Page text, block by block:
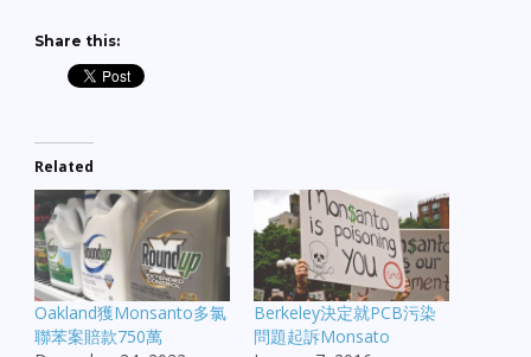
Share this:
Related
Oakland獲Monsanto多氯
聯苯案賠款750萬
Berkeley決定就PCB污染
問題起訴Monsato